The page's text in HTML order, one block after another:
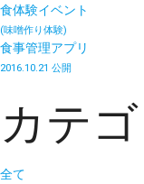
食体験イベント
(味噌作り体験)
食事管理アプリ
2016.10.21 公開
カテ
全て